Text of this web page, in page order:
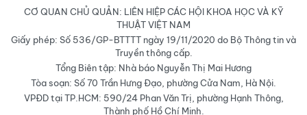
CƠ QUAN CHỦ QUẢN: LIÊN HIỆP CÁC HỘI KHOA HỌC VÀ KỸ
THUẬT VIỆT NAM
Giấy phép: Số 536/GP-BTTTT ngày 19/11/2020 do Bộ Thông tin và
Truyền thông cấp.
Tổng Biên tập: Nhà báo Nguyễn Thị Mai Hương
Tòa soạn: Số 70 Trần Hưng Đạo, phường Cửa Nam, Hà Nội.
VPĐD tại TP.HCM: 590/24 Phan Văn Trị, phường Hạnh Thông,
Thành phố Hồ Chí Minh.